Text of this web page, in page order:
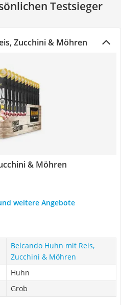
Testsieger
Zucchini & Möhren
& Möhren
weitere Angebote
Belcando Huhn mit Reis,
Zucchini & Möhren
Huhn
Grob